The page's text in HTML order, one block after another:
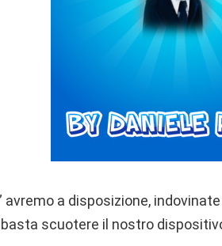
avremo a disposizione,
scuotere il nostro